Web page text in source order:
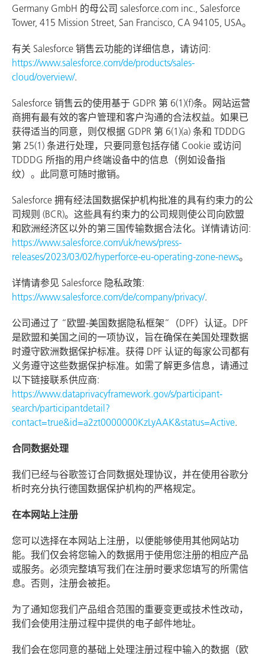
Germany GmbH 的母公司 salesforce.com inc., Salesforce
Tower, 415 Mission Street, San Francisco, CA 94105, USA。
有关 Salesforce 销售云功能的详细信息，请访问:
https://www.salesforce.com/de/products/sales-
cloud/overview/.
Salesforce 销售云的使用基于 GDPR 第 6(1)(f)条。网站运营
商拥有最有效的客户管理和客户沟通的合法权益。如果已
获得适当的同意，则仅根据 GDPR 第 6(1)(a) 条和 TDDDG
第 25(1) 条进行处理，只要同意包括存储 Cookie 或访问
TDDDG 所指的用户终端设备中的信息（例如设备指
纹）。此同意可随时撤销。
Salesforce 拥有经法国数据保护机构批准的具有约束力的公
司规则 (BCR)。这些具有约束力的公司规则使公司向欧盟
和欧洲经济区以外的第三国传输数据合法化。详情请访问:
https://www.salesforce.com/uk/news/press-
releases/2023/03/02/hyperforce-eu-operating-zone-news。
详情请参见 Salesforce 隐私政策:
https://www.salesforce.com/de/company/privacy/.
公司通过了 “欧盟-美国数据隐私框架”（DPF）认证。DPF
是欧盟和美国之间的一项协议，旨在确保在美国处理数据
时遵守欧洲数据保护标准。获得 DPF 认证的每家公司都有
义务遵守这些数据保护标准。如需了解更多信息，请通过
以下链接联系供应商:
https://www.dataprivacyframework.gov/s/participant-
search/participantdetail?
contact=true&id=a2zt0000000KzLyAAK&status=Active.
合同数据处理
我们已经与谷歌签订合同数据处理协议，并在使用谷歌分
析时充分执行德国数据保护机构的严格规定。
在本网站上注册
您可以选择在本网站上注册，以便能够使用其他网站功
能。我们仅会将您输入的数据用于使用您注册的相应产品
或服务。必须完整填写我们在注册时要求您填写的所需信
息。否则，注册会被拒。
为了通知您我们产品组合范围的重要变更或技术性改动，
我们会使用注册过程中提供的电子邮件地址。
我们会在您同意的基础上处理注册过程中输入的数据（欧